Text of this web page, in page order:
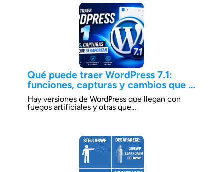
Qué puede traer WordPress 7.1:
funciones, capturas y cambios que sí
importan
Hay versiones de WordPress que llegan con
fuegos artificiales y otras que…